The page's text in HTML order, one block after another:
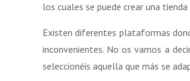
los cuales se puede crear una
Existen diferentes plataformas
inconvenientes. No os vamos a
seleccionéis aquella que más se